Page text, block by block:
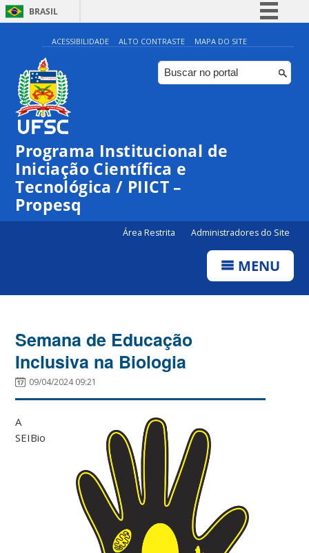
BRASIL
Simplifique!
Comunica BR
Participe
Canais
ACESSIBILIDADE ALTO CONTRASTE MAPA DO SITE
Programa Institucional de
Iniciação Científica e
Tecnológica / PIICT –
Propesq
Área Restrita Administradores do Site
MENU
Semana de Educação
Inclusiva na Biologia
09/04/2024 09:21
A
SEIBio